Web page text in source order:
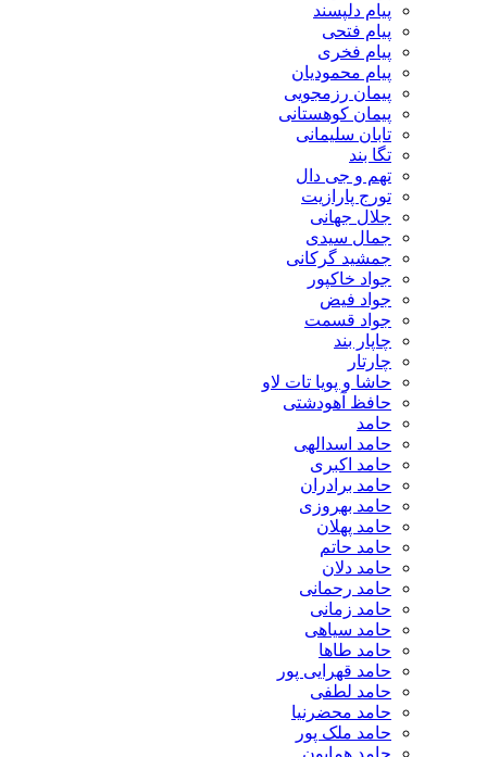
پیام دلپسند
پیام فتحی
پیام فخری
پیام محمودیان
پیمان رزمجویی
پیمان کوهستانی
تابان سلیمانی
تگا بند
تهم و جی دال
تورج پارازیت
جلال جهانی
جمال سیدی
جمشید گرکانی
جواد خاکپور
جواد فیض
جواد قسمت
چاپار بند
چارتار
حاشا و پویا تات لاو
حافظ آهودشتی
حامد
حامد اسدالهی
حامد اکبری
حامد برادران
حامد بهروزی
حامد پهلان
حامد حاتم
حامد دلان
حامد رحمانی
حامد زمانی
حامد سیاهی
حامد طاها
حامد قهرایی پور
حامد لطفی
حامد محضرنیا
حامد ملک پور